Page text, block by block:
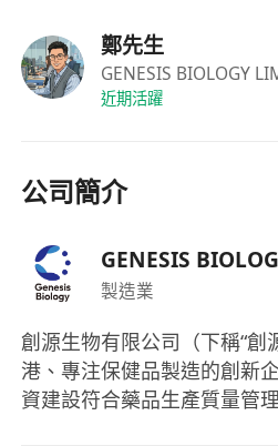
的學習態度與團隊合作精
辦事項
鄭先生
GENESIS BIOLOGY
近期活躍
公司簡介
GENESIS
製造業
創源生物有限公司（下稱“創
港、專注保健品製造的創新
資建設符合藥品生產質量管